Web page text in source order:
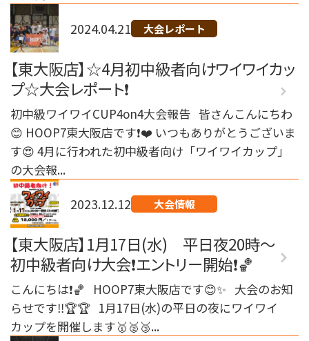
2024.04.21 大会レポート
【東大阪店】☆4月初中級者向けワイワイカッ
プ☆大会レポート❗️
初中級ワイワイCUP4on4大会報告 皆さんこんにちわ
😊 HOOP7東大阪店です❗️❤️ いつもありがとうございま
す😍 4月に行われた初中級者向け「ワイワイカップ」
の大会報...
2023.12.12 大会情報
【東大阪店】1月17日(水) 平日夜20時～
初中級者向け大会❗️エントリー開始❗️🏀
こんにちは❗️🏀 HOOP7東大阪店です😊✨ 大会のお知
らせです‼️🏆🏆 1月17日(水)の平日の夜にワイワイ
カップを開催します🥇🥈🥉...